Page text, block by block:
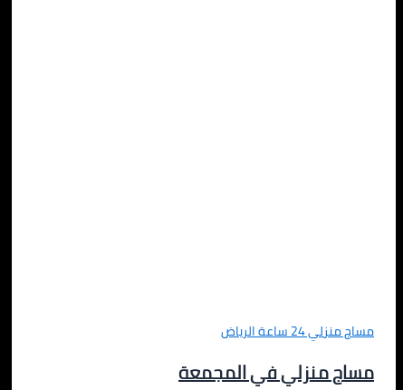
مساج منزلي 24 ساعة الرياض
مساج منزلي في المجمعة